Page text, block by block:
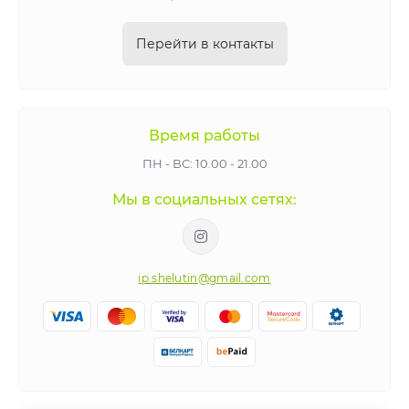
поверхности.
выбирайте тюбинг.
выбор снегокат.
Для надежности и классического катания —
подарите себе и детям незабываемые эмоции!
Перейти в контакты
Время работы
ПН - ВС: 10.00 - 21.00
Мы в социальных сетях:
ip.shelutin@gmail.com